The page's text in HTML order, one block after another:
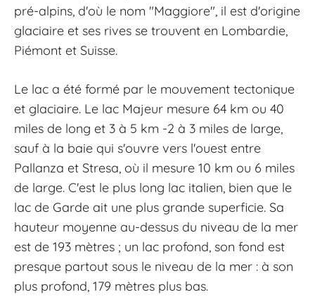
pré-alpins, d'où le nom "Maggiore", il est d'origine
glaciaire et ses rives se trouvent en Lombardie,
Piémont et Suisse.
Le lac a été formé par le mouvement tectonique
et glaciaire. Le lac Majeur mesure 64 km ou 40
miles de long et 3 à 5 km -2 à 3 miles de large,
sauf à la baie qui s'ouvre vers l'ouest entre
Pallanza et Stresa, où il mesure 10 km ou 6 miles
de large. C'est le plus long lac italien, bien que le
lac de Garde ait une plus grande superficie. Sa
hauteur moyenne au-dessus du niveau de la mer
est de 193 mètres ; un lac profond, son fond est
presque partout sous le niveau de la mer : à son
plus profond, 179 mètres plus bas.